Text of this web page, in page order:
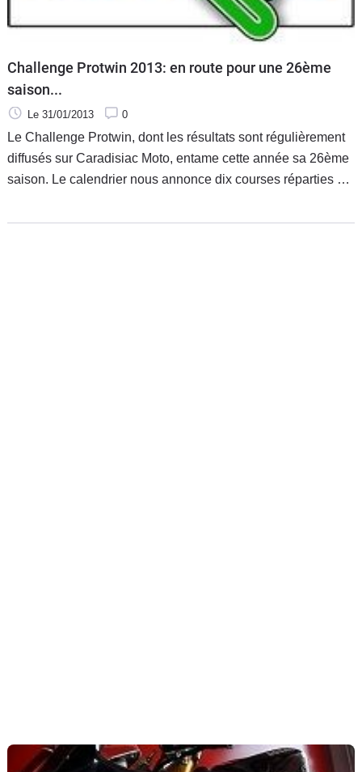
Challenge Protwin 2013: en route pour une 26ème
saison...
Le 31/01/2013 0
Le Challenge Protwin, dont les résultats sont régulièrement
diffusés sur Caradisiac Moto, entame cette année sa 26ème
saison. Le calendrier nous annonce dix courses réparties sur
Championnat du Monde d'Endurance, à savoir le Bol d'Or et